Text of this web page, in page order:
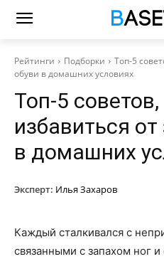
Рейтинги Подборки
Топ-5
обуви в домашних условиях
Топ-5
избавиться
в домашних
Эксперт: Илья Захаров
Каждый сталкивался с
связанными с запахом ног